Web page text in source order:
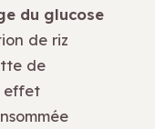
du glucose
de riz
de
effet